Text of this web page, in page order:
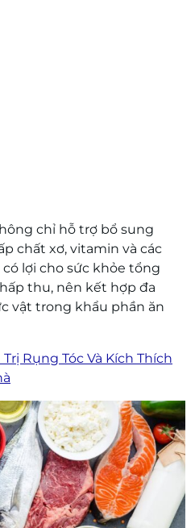
chỉ hỗ trợ bổ sung
chất xơ, vitamin và các
lợi cho sức khỏe tổng
thu, nên kết hợp đa
vật trong khẩu phần ăn
Rụng Tóc Và Kích Thích